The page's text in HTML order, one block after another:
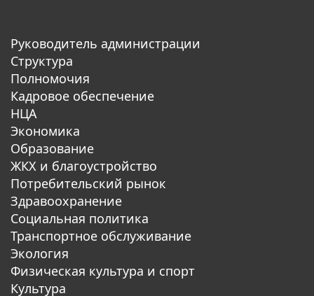
Руководитель администрации
Структура
Полномочия
Кадровое обеспечение
НЦА
Экономика
Образование
ЖКХ и благоустройство
Потребительский рынок
Здравоохранение
Социальная политика
Транспортное обслуживание
Экология
Физическая культура и спорт
Культура